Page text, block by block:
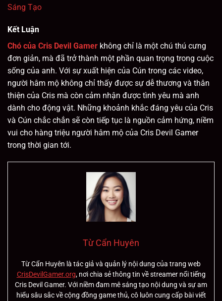
Sáng Tạo
Kết Luận
Chó của Cris Devil Gamer không chỉ là một chú thú cưng
đơn giản, mà đã trở thành một phần quan trọng trong cuộc
sống của anh. Với sự xuất hiện của Cún trong các video,
người hâm mộ không chỉ thấy được sự dễ thương và thân
thiện của Cris mà còn cảm nhận được tình yêu mà anh
dành cho động vật. Những khoảnh khắc đáng yêu của Cris
và Cún chắc chắn sẽ còn tiếp tục là nguồn cảm hứng, niềm
vui cho hàng triệu người hâm mộ của Cris Devil Gamer
trong thời gian tới.
Từ Cẩn Huyên
Từ Cẩn Huyên là tác giả và quản lý nội dung của trang web
CrisDevilGamer.org, nơi chia sẻ thông tin về streamer nổi tiếng
Cris Devil Gamer. Với niềm đam mê sáng tạo nội dung và sự am
hiểu sâu sắc về cộng đồng game thủ, cô luôn cung cấp bài viết